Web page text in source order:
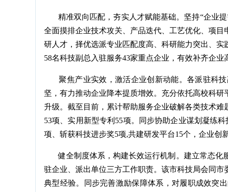
精准双向匹配，夯实人才赋能基础。坚持“企业提
全面摸排企业技术攻关、产品迭代、工艺优化、项
研人才，择优选派专业匹配度高、科研能力突出、
58名科技副总入驻服务43家重点企业，有效补齐企业
聚焦产业实效，激活企业创新动能。各派驻科技
坚，有力推动企业降本提质增效。充分依托高校科
升级。截至目前，累计帮助服务企业破解各类技术
53项、实用新型专利55项。同步协助企业谋划凝练
项、斩获科技进步奖5项,共建研发平台15个，企业创
健全制度体系，构建长效运行机制。建立常态化
驻企业、派出单位三方工作职责。该市科技局会同
典型经验。同步完善激励保障体系，对履职成效突